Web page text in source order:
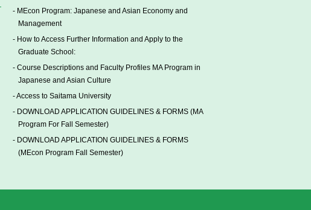
MEcon Program: Japanese and Asian Economy and
Management
How to Access Further Information and Apply to the
Graduate School:
Course Descriptions and Faculty Profiles MA Program in
Japanese and Asian Culture
Access to Saitama University
DOWNLOAD APPLICATION GUIDELINES & FORMS (MA
Program For Fall Semester)
DOWNLOAD APPLICATION GUIDELINES & FORMS
(MEcon Program Fall Semester)